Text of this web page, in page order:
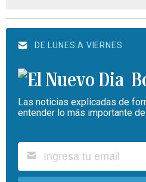
DE LUNES A VIERNES
Las noticias explicadas de
entender lo más importante